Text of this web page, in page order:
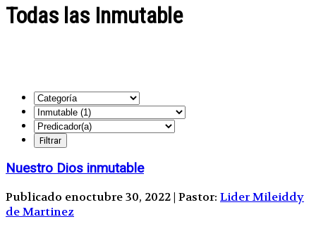
Todas las Inmutable
Nuestro Dios inmutable
Publicado enoctubre 30, 2022 | Pastor: Lider Mileiddy
de Martinez